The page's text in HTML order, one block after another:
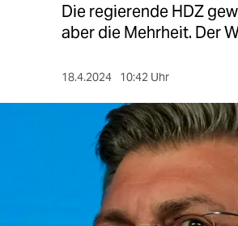
Die regierende HDZ
aber die Mehrheit. Der
18.4.2024 10:42 Uhr